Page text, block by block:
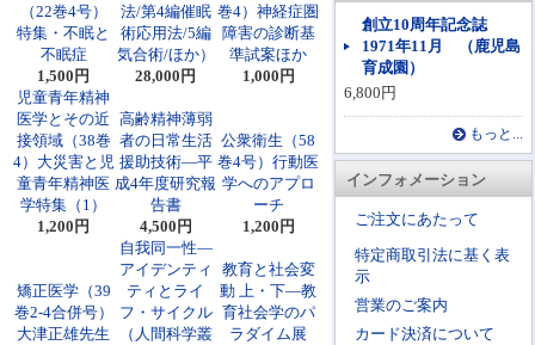
創立10周年記念誌
1971年11月 （鹿児島
育成園）
6,800円
もっと...
インフォメーション
ご注文にあたって
特定商取引法に基く表
示
営業のご案内
カード決済について
（22巻4号）
特集・不眠と
不眠症
1,500円
法/第4編催眠
術応用法/5編
気合術/ほか）
28,000円
巻4）神経症圏
障害の診断基
準試案ほか
1,000円
児童青年精神
医学とその近
接領域（38巻
4）大災害と児
童青年精神医
学特集（1）
1,200円
高齢精神薄弱
者の日常生活
援助技術―平
成4年度研究報
告書
4,500円
公衆衛生（58
巻4号）行動医
学へのアプロ
ーチ
1,200円
矯正医学（39
巻2-4合併号）
大津正雄先生
自我同一性―
アイデンティ
ティとライ
フ・サイクル
（人間科学叢
教育と社会変
動 上・下―教
育社会学のパ
ラダイム展